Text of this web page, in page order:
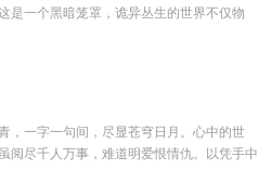
是一个黑暗笼罩，诡异丛生的世界不仅物
，一字一句间，尽显苍穹日月。心中的世
阅尽千人万事，难道明爱恨情仇。以凭手中